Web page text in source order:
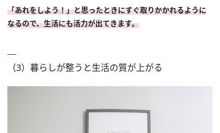
「あれをしよう！」と思ったときにすぐ取りかかれるように
なるので、生活にも活力が出てきます。
（3）暮らしが整うと生活の質が上がる